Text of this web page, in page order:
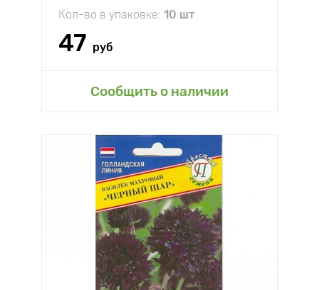
Кол-во в упаковке: 10 шт
47 руб
Сообщить о наличии